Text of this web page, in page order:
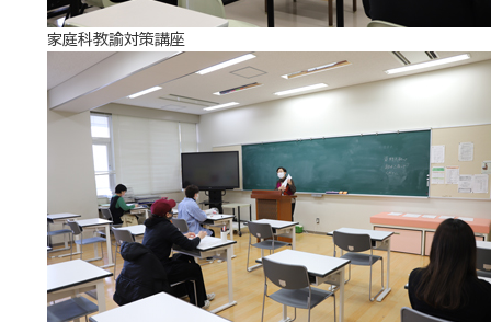
家庭科教諭対策講座